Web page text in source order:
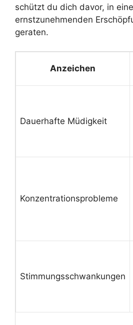
schützt du dich davor, in
ernstzunehmenden
geraten.
Anzeichen
Dauerhafte Müdigkeit
Konzentrationsprobleme
Stimmungsschwankungen